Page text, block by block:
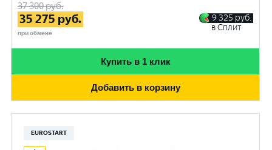
37 300руб.
35 275 руб.
при обмене
9 325 руб.
в Сплит
Купить в 1 клик
Добавить в корзину
EUROSTART